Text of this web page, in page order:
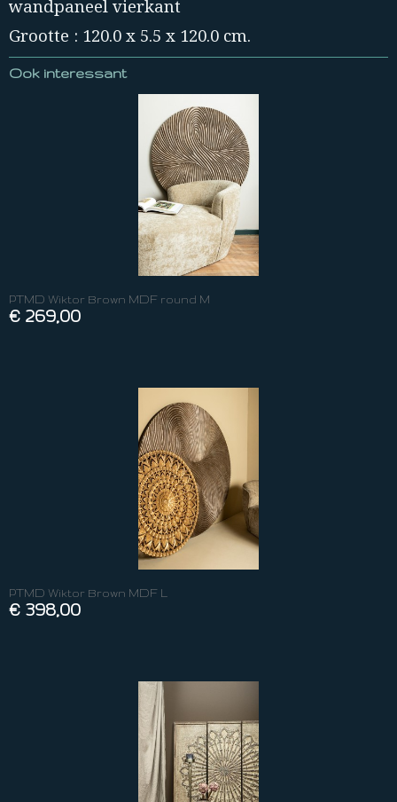
wandpaneel vierkant
Grootte : 120.0 x 5.5 x 120.0 cm.
Ook interessant
PTMD Wiktor Brown MDF round M
€ 269,00
PTMD Wiktor Brown MDF L
€ 398,00